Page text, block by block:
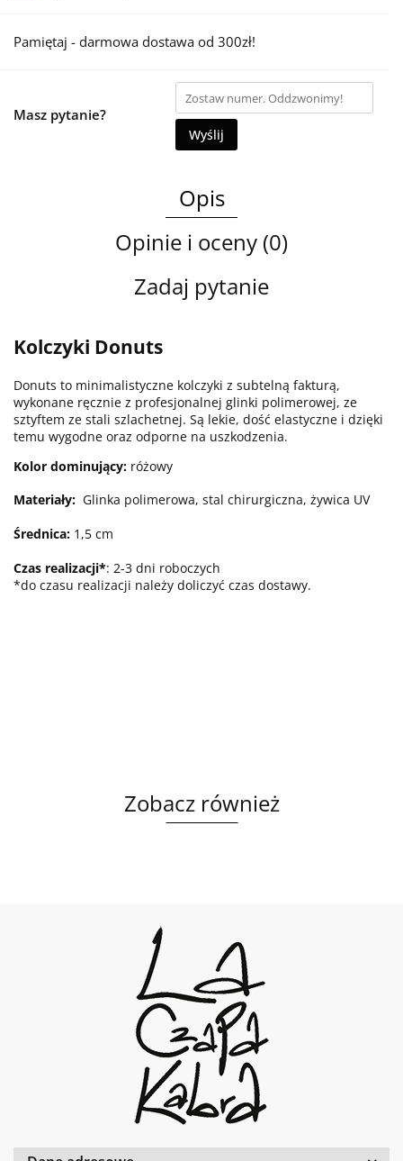
Pamiętaj - darmowa dostawa od 300zł!
Masz pytanie?
Wyślij
Opis
Opinie i oceny (0)
Zadaj pytanie
Kolczyki Donuts
Donuts to minimalistyczne kolczyki z subtelną fakturą,
wykonane ręcznie z profesjonalnej glinki polimerowej, ze
sztyftem ze stali szlachetnej. Są lekie, dość elastyczne i dzięki
temu wygodne oraz odporne na uszkodzenia.
Kolor dominujący: różowy
Materiały: Glinka polimerowa, stal chirurgiczna, żywica UV
Średnica: 1,5 cm
Czas realizacji*: 2-3 dni roboczych
*do czasu realizacji należy doliczyć czas dostawy.
Zobacz również